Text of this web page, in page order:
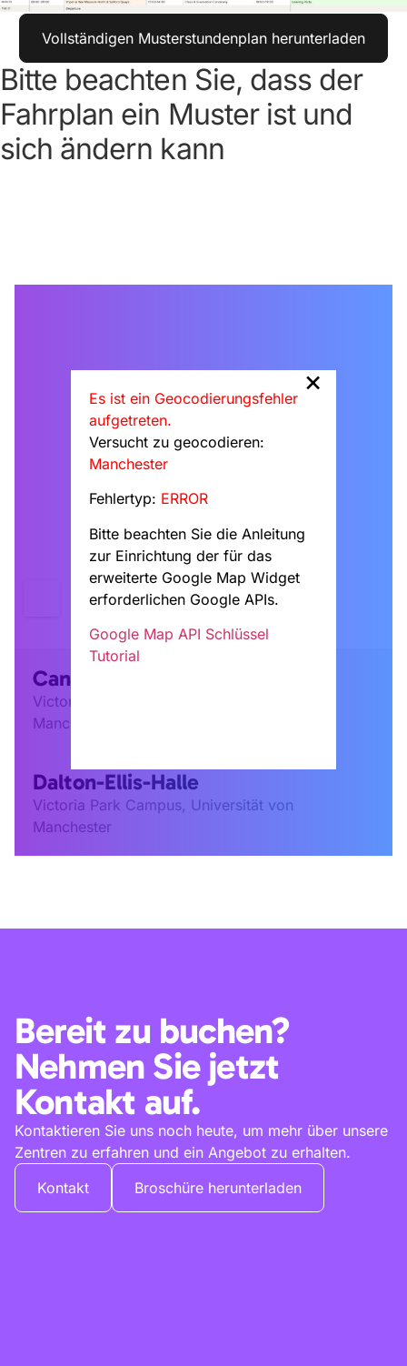
Vollständigen Musterstundenplan herunterladen
Bitte beachten Sie, dass der
Fahrplan ein Muster ist und
sich ändern kann
Canterbury Hof
Victoria Park Campus, Universität von
Manchester
Dalton-Ellis-Halle
Victoria Park Campus, Universität von
Manchester
×
Es ist ein Geocodierungsfehler
aufgetreten.
Versucht zu geocodieren:
Manchester
Fehlertyp: ERROR
Bitte beachten Sie die Anleitung
zur Einrichtung der für das
erweiterte Google Map Widget
erforderlichen Google APIs.
Google Map API Schlüssel
Tutorial
Bereit zu buchen?
Nehmen Sie jetzt
Kontakt auf.
Kontaktieren Sie uns noch heute, um mehr über unsere
Zentren zu erfahren und ein Angebot zu erhalten.
Kontakt
Broschüre herunterladen